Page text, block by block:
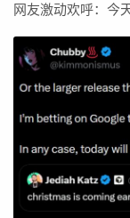
网友激动欢呼：今